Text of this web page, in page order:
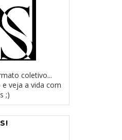
coletivo...
veja a vida com
;)